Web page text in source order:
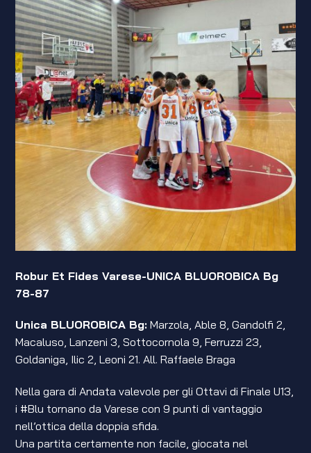
Robur Et Fides Varese-UNICA BLUOROBICA Bg
78-87
Unica BLUOROBICA Bg: Marzola, Able 8, Gandolfi 2,
Macaluso, Lanzeni 3, Sottocornola 9, Ferruzzi 23,
Goldaniga, Ilic 2, Leoni 21. All. Raffaele Braga
Nella gara di Andata valevole per gli Ottavi di Finale U13,
i #Blu tornano da Varese con 9 punti di vantaggio
nell’ottica della doppia sfida.
Una partita certamente non facile, giocata nel